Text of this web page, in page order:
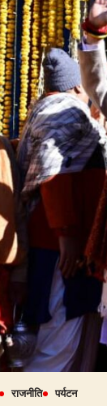
राजनीति पर्यटन